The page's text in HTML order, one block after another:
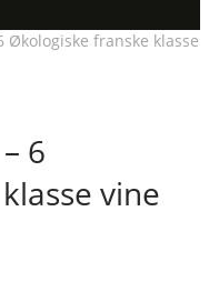
Økologiske franske klasse
6
vine